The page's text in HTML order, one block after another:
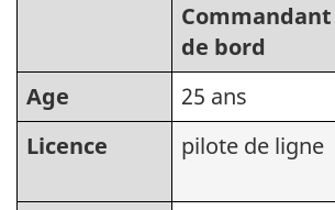
Commandant
de bord
Age 25 ans
Licence
pilote de ligne